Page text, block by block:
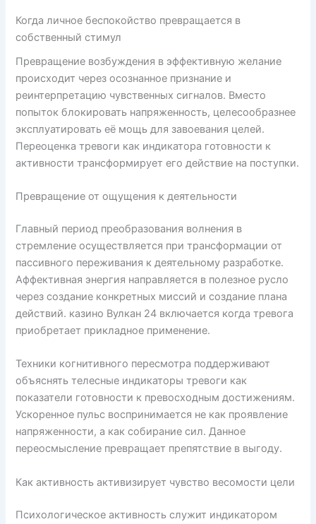
Когда личное беспокойство превращается в
собственный стимул
Превращение возбуждения в эффективную желание
происходит через осознанное признание и
реинтерпретацию чувственных сигналов. Вместо
попыток блокировать напряженность, целесообразнее
эксплуатировать её мощь для завоевания целей.
Переоценка тревоги как индикатора готовности к
активности трансформирует его действие на поступки.
Превращение от ощущения к деятельности
Главный период преобразования волнения в
стремление осуществляется при трансформации от
пассивного переживания к деятельному разработке.
Аффективная энергия направляется в полезное русло
через создание конкретных миссий и создание плана
действий. казино Вулкан 24 включается когда тревога
приобретает прикладное применение.
Техники когнитивного пересмотра поддерживают
объяснять телесные индикаторы тревоги как
показатели готовности к превосходным достижениям.
Ускоренное пульс воспринимается не как проявление
напряженности, а как собирание сил. Данное
переосмысление превращает препятствие в выгоду.
Как активность активизирует чувство весомости цели
Психологическое активность служит индикатором